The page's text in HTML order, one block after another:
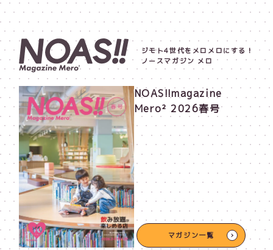
ジモト4世代をメロメロにする！
ノースマガジン メロ
NOAS!!magazine
Mero² 2026春号
マガジン一覧